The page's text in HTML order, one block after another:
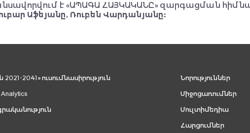
է «ԱՊԱԳԱ ՀԱՅԿԱԿԱՆԸ» զարգացման
Աֆեյանը, Ռուբեն Վարդանյանը:
2041» ուսումնասիրություն
Analytics
Նորություններ
Միջոցառումներ
Մուլտիմեդիա
Հարցումներ